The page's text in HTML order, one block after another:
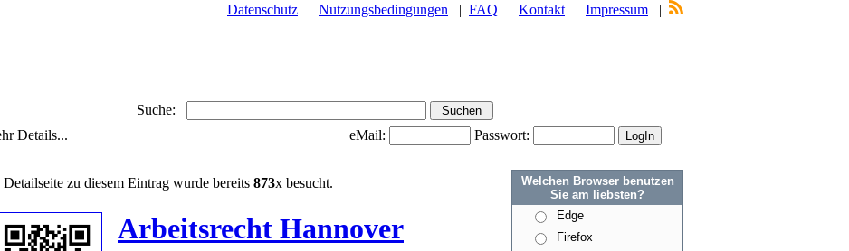
Datenschutz | Nutzungsbedingungen | FAQ | Kontakt | Impressum |
Suche:
Details...
eMail:
Passwort:
zu diesem Eintrag wurde bereits 873x besucht.
Arbeitsrecht Hannover
Welchen Browser benutzen
Sie am liebsten?
Edge
Firefox